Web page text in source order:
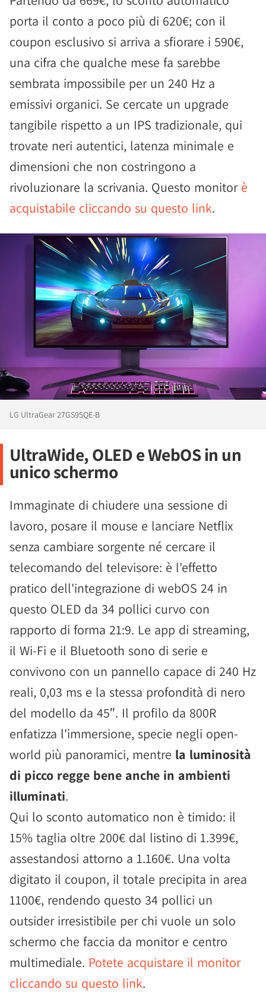
porta il conto a poco più di 620€; con il
coupon esclusivo si arriva a sfiorare i 590€,
una cifra che qualche mese fa sarebbe
sembrata impossibile per un 240 Hz a
emissivi organici. Se cercate un upgrade
tangibile rispetto a un IPS tradizionale, qui
trovate neri autentici, latenza minimale e
dimensioni che non costringono a
rivoluzionare la scrivania. Questo monitor è
acquistabile cliccando su questo link.
LG UltraGear 27GS95QE-B
UltraWide, OLED e WebOS in un
unico schermo
Immaginate di chiudere una sessione di
lavoro, posare il mouse e lanciare Netflix
senza cambiare sorgente né cercare il
telecomando del televisore: è l'effetto
pratico dell'integrazione di webOS 24 in
questo OLED da 34 pollici curvo con
rapporto di forma 21:9. Le app di streaming,
il Wi-Fi e il Bluetooth sono di serie e
convivono con un pannello capace di 240 Hz
reali, 0,03 ms e la stessa profondità di nero
del modello da 45″. Il profilo da 800R
enfatizza l'immersione, specie negli open-
world più panoramici, mentre la luminosità
di picco regge bene anche in ambienti
illuminati.
Qui lo sconto automatico non è timido: il
15% taglia oltre 200€ dal listino di 1.399€,
assestandosi attorno a 1.160€. Una volta
digitato il coupon, il totale precipita in area
1100€, rendendo questo 34 pollici un
outsider irresistibile per chi vuole un solo
schermo che faccia da monitor e centro
multimediale. Potete acquistare il monitor
cliccando su questo link.